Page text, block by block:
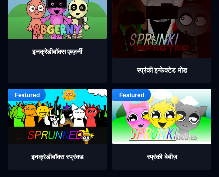
इनक्रेडीबॉक्स एब्ज़र्नी
स्प्रंकी इन्फेक्टेड मोड
इनक्रेडीबॉक्स स्प्रंक्ड स्प्रंकी बेबीज़